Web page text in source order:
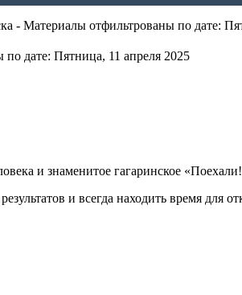
- Материалы отфильтрованы по дате:
дате: Пятница, 11 апреля 2025
и знаменитое гагаринское
и всегда находить время для